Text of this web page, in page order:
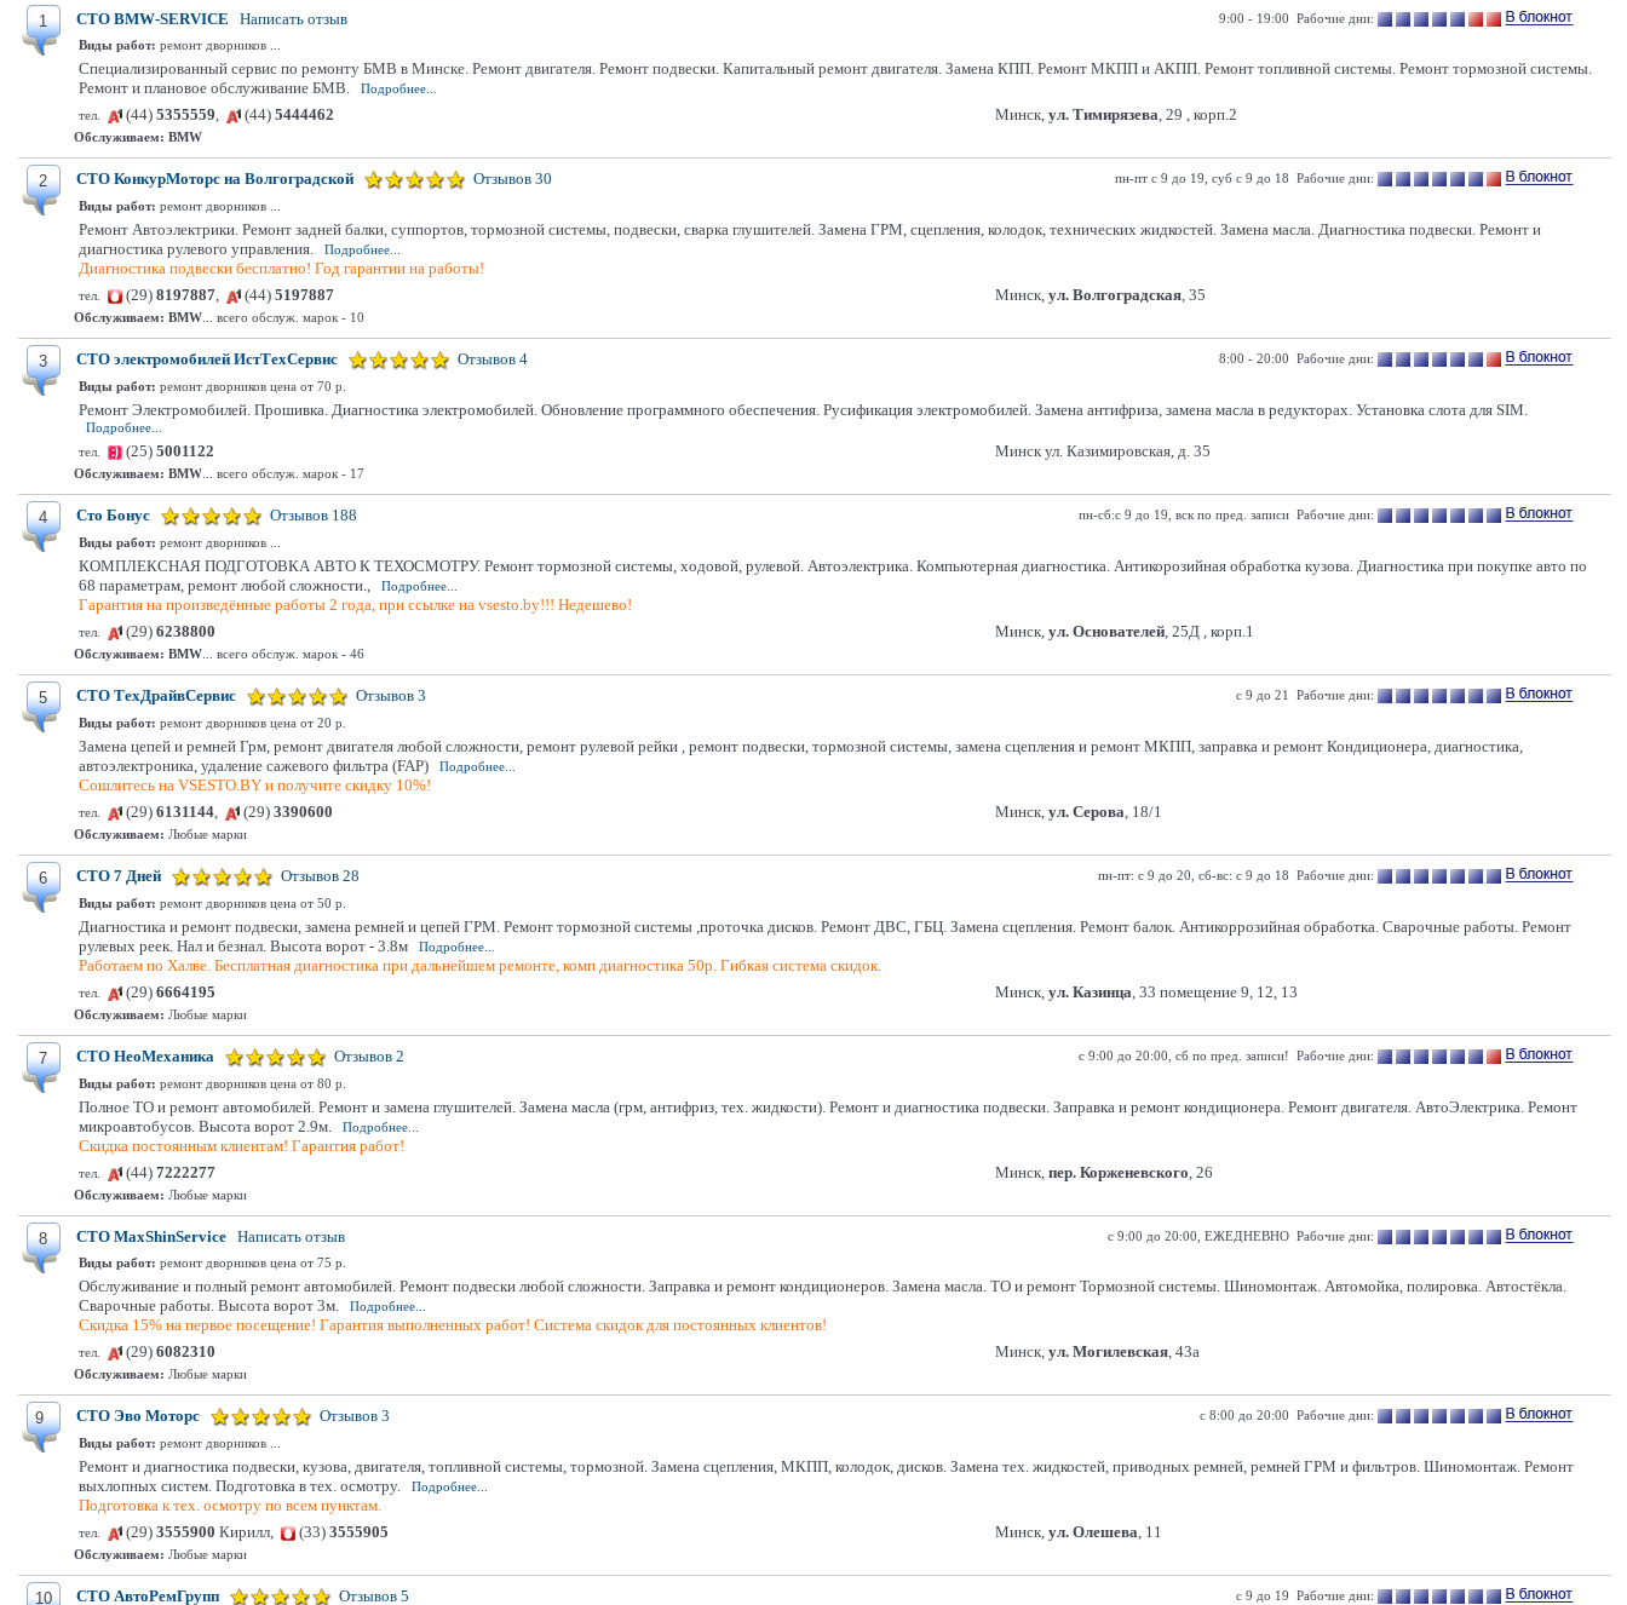
1 СТО BMW-SERVICE Написать отзыв
9:00 - 19:00 Рабочие дни:
Виды работ: ремонт дворников ...
Специализированный сервис по ремонту БМВ в Минске. Ремонт двигателя. Ремонт подвески. Капитальный ремонт двигателя. Замена КПП. Ремонт МКПП и АКПП. Ремонт топливной системы. Ремонт тормозной системы.
Ремонт и плановое обслуживание БМВ.
Подробнее...
тел.
(44) 5355559, (44) 5444462 Минск, ул. Тимирязева, 29 , корп.2
Обслуживаем: BMW
2 СТО КонкурМоторс на Волгоградской Отзывов 30
пн-пт с 9 до 19, суб с 9 до 18 Рабочие дни:
Виды работ: ремонт дворников ...
Ремонт Автоэлектрики. Ремонт задней балки, суппортов, тормозной системы, подвески, сварка глушителей. Замена ГРМ, сцепления, колодок, технических жидкостей. Замена масла. Диагностика подвески. Ремонт и
диагностика рулевого управления.
Подробнее...
Диагностика подвески бесплатно! Год гарантии на работы!
тел. (29) 8197887, (44) 5197887 Минск, ул. Волгоградская, 35
Обслуживаем: BMW ... всего обслуж. марок - 10
3 СТО электромобилей ИстТехСервис Отзывов 4
8:00 - 20:00 Рабочие дни:
Виды работ: ремонт дворников цена от 70 р.
Ремонт Электромобилей. Прошивка. Диагностика электромобилей. Обновление программного обеспечения. Русификация электромобилей. Замена антифриза, замена масла в редукторах. Установка слота для SIM.
Подробнее...
тел.
(25) 5001122 Минск ул. Казимировская, д. 35
Обслуживаем: BMW ... всего обслуж. марок - 17
4 Сто Бонус Отзывов 188
пн-сб:с 9 до 19, вск по пред. записи Рабочие дни:
Виды работ: ремонт дворников ...
КОМПЛЕКСНАЯ ПОДГОТОВКА АВТО К ТЕХОСМОТРУ. Ремонт тормозной системы, ходовой, рулевой. Автоэлектрика. Компьютерная диагностика. Антикорозийная обработка кузова. Диагностика при покупке авто по
68 параметрам, ремонт любой сложности.,
Подробнее...
Гарантия на произведённые работы 2 года, при ссылке на vsesto.by!!! Недешево!
тел. (29) 6238800 Минск, ул. Основателей, 25Д , корп.1
Обслуживаем: BMW ... всего обслуж. марок - 46
5 СТО ТехДрайвСервис Отзывов 3
с 9 до 21 Рабочие дни:
Виды работ: ремонт дворников цена от 20 р.
Замена цепей и ремней Грм, ремонт двигателя любой сложности, ремонт рулевой рейки , ремонт подвески, тормозной системы, замена сцепления и ремонт МКПП, заправка и ремонт Кондиционера, диагностика,
автоэлектроника, удаление сажевого фильтра (FAP)
Подробнее...
Сошлитесь на VSESTO.BY и получите скидку 10%!
тел. (29) 6131144, (29) 3390600 Минск, ул. Серова, 18/1
Обслуживаем: Любые марки
6 СТО 7 Дней Отзывов 28
пн-пт: с 9 до 20, сб-вс: с 9 до 18 Рабочие дни:
Виды работ: ремонт дворников цена от 50 р.
Диагностика и ремонт подвески, замена ремней и цепей ГРМ. Ремонт тормозной системы ,проточка дисков. Ремонт ДВС, ГБЦ. Замена сцепления. Ремонт балок. Антикоррозийная обработка. Сварочные работы. Ремонт
рулевых реек. Нал и безнал. Высота ворот - 3.8м
Подробнее...
Работаем по Халве. Бесплатная диагностика при дальнейшем ремонте, комп диагностика 50р. Гибкая система скидок.
тел. (29) 6664195 Минск, ул. Казинца, 33 помещение 9, 12, 13
Обслуживаем: Любые марки
7 СТО НеоМеханика Отзывов 2
с 9:00 до 20:00, сб по пред. записи! Рабочие дни:
Виды работ: ремонт дворников цена от 80 р.
Полное ТО и ремонт автомобилей. Ремонт и замена глушителей. Замена масла (грм, антифриз, тех. жидкости). Ремонт и диагностика подвески. Заправка и ремонт кондиционера. Ремонт двигателя. АвтоЭлектрика. Ремонт
микроавтобусов. Высота ворот 2.9м.
Подробнее...
Скидка постоянным клиентам! Гарантия работ!
тел. (44) 7222277 Минск, пер. Корженевского, 26
Обслуживаем: Любые марки
8 СТО MaxShinService Написать отзыв
с 9:00 до 20:00, ЕЖЕДНЕВНО Рабочие дни:
Виды работ: ремонт дворников цена от 75 р.
Обслуживание и полный ремонт автомобилей. Ремонт подвески любой сложности. Заправка и ремонт кондиционеров. Замена масла. ТО и ремонт Тормозной системы. Шиномонтаж. Автомойка, полировка. Автостёкла.
Сварочные работы. Высота ворот 3м.
Подробнее...
Скидка 15% на первое посещение! Гарантия выполненных работ! Система скидок для постоянных клиентов!
тел. (29) 6082310 Минск, ул. Могилевская, 43а
Обслуживаем: Любые марки
9 СТО Эво Моторс Отзывов 3
с 8:00 до 20:00 Рабочие дни:
Виды работ: ремонт дворников ...
Ремонт и диагностика подвески, кузова, двигателя, топливной системы, тормозной. Замена сцепления, МКПП, колодок, дисков. Замена тех. жидкостей, приводных ремней, ремней ГРМ и фильтров. Шиномонтаж. Ремонт
выхлопных систем. Подготовка в тех. осмотру.
Подробнее...
Подготовка к тех. осмотру по всем пунктам.
тел. (29) 3555900 Кирилл, (33) 3555905 Минск, ул. Олешева, 11
Обслуживаем: Любые марки
10 СТО АвтоРемГрупп Отзывов 5
с 9 до 19 Рабочие дни: